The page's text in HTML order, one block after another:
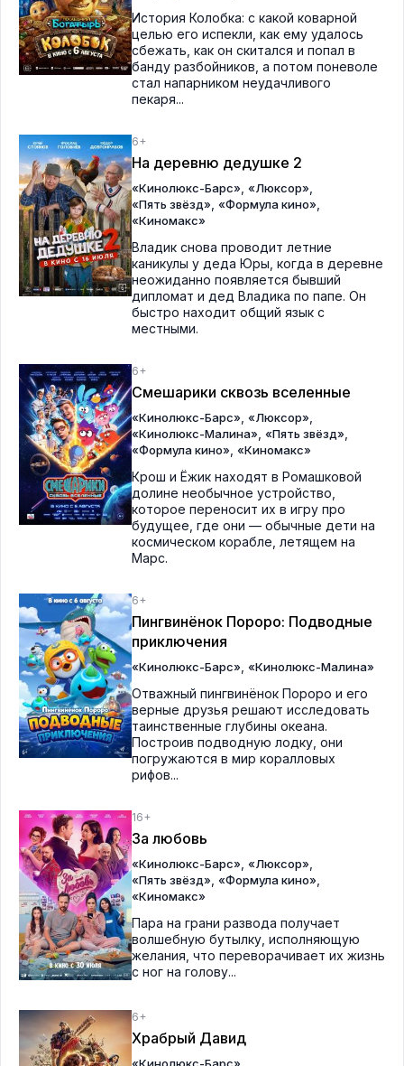
История Колобка: с какой коварной
целью его испекли, как ему удалось
сбежать, как он скитался и попал в
банду разбойников, а потом поневоле
стал напарником неудачливого
пекаря...
6+
На деревню дедушке 2
«Кинолюкс-Барс», «Люксор»,
«Пять звёзд», «Формула кино»,
«Киномакс»
Владик снова проводит летние
каникулы у деда Юры, когда в деревне
неожиданно появляется бывший
дипломат и дед Владика по папе. Он
быстро находит общий язык с
местными.
6+
Смешарики сквозь вселенные
«Кинолюкс-Барс», «Люксор»,
«Кинолюкс-Малина», «Пять звёзд»,
«Формула кино», «Киномакс»
Крош и Ёжик находят в Ромашковой
долине необычное устройство,
которое переносит их в игру про
будущее, где они — обычные дети на
космическом корабле, летящем на
Марс.
6+
Пингвинёнок Пороро: Подводные
приключения
«Кинолюкс-Барс», «Кинолюкс-Малина»
Отважный пингвинёнок Пороро и его
верные друзья решают исследовать
таинственные глубины океана.
Построив подводную лодку, они
погружаются в мир коралловых
рифов...
16+
За любовь
«Кинолюкс-Барс», «Люксор»,
«Пять звёзд», «Формула кино»,
«Киномакс»
Пара на грани развода получает
волшебную бутылку, исполняющую
желания, что переворачивает их жизнь
с ног на голову...
6+
Храбрый Давид